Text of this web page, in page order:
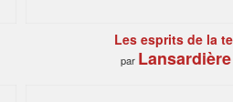
Les esprits de la
par